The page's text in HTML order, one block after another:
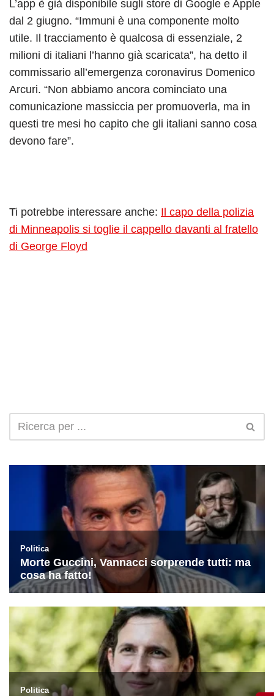
L’app è già disponibile sugli store di Google e Apple
dal 2 giugno. “Immuni è una componente molto
utile. Il tracciamento è qualcosa di essenziale, 2
milioni di italiani l’hanno già scaricata”, ha detto il
commissario all’emergenza coronavirus Domenico
Arcuri. “Non abbiamo ancora cominciato una
comunicazione massiccia per promuoverla, ma in
questi tre mesi ho capito che gli italiani sanno cosa
devono fare”.
Ti potrebbe interessare anche: Il capo della polizia
di Minneapolis si toglie il cappello davanti al fratello
di George Floyd